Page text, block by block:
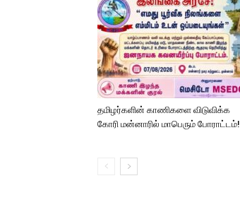
தமிழர்களின் காணிகளை விடுவிக்க
கோரி மன்னாரில் மாபெரும் போராட்டம்!